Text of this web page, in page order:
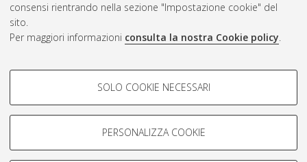
consensi rientrando nella sezione "Impostazione cookie" del
sito.
Per maggiori informazioni consulta la nostra Cookie policy.
COOKIE DI PROFILAZIONE -
Si tratta di cookie utilizzati per analizzare le caratteristiche della
navigazione degli utenti, creare profili in base al loro comportamento
SOLO COOKIE NECESSARI
PERSONALIZZA COOKIE
ISSN: 2038-7946
Impostazioni Cookie
Informativa sulla privacy
Condizioni d’uso del sito